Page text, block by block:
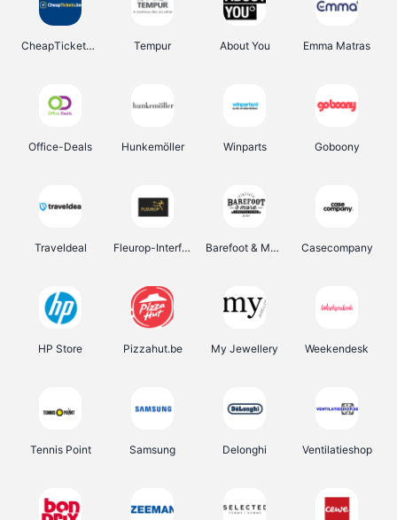
CheapTickets.be Tempur About You Emma Matras
Office-Deals Hunkemöller Winparts Goboony
Traveldeal Fleurop-Interflora Barefoot & More Casecompany
HP Store Pizzahut.be My Jewellery Weekendesk
Tennis Point Samsung Delonghi Ventilatieshop